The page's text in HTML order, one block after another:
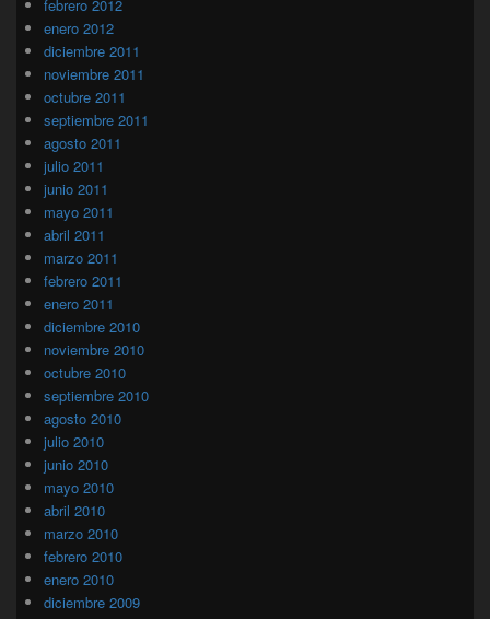
febrero 2012
enero 2012
diciembre 2011
noviembre 2011
octubre 2011
septiembre 2011
agosto 2011
julio 2011
junio 2011
mayo 2011
abril 2011
marzo 2011
febrero 2011
enero 2011
diciembre 2010
noviembre 2010
octubre 2010
septiembre 2010
agosto 2010
julio 2010
junio 2010
mayo 2010
abril 2010
marzo 2010
febrero 2010
enero 2010
diciembre 2009